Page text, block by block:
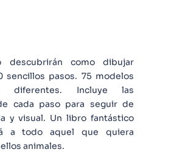
descubrirán como dibujar
sencillos pasos. 75 modelos
diferentes. Incluye las
cada paso para seguir de
y visual. Un libro fantástico
a todo aquel que quiera
animales.